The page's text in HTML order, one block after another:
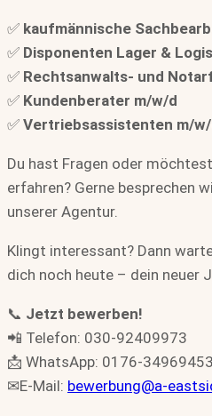
✅ kaufmännische
✅ Disponenten Lager &
✅ Rechtsanwalts- und
✅ Kundenberater m/w/d
✅ Vertriebsassistenten m/
Du hast Fragen oder
erfahren? Gerne besprechen
unserer Agentur.
Klingt interessant? Dann
dich noch heute – dein neuer
📞 Jetzt bewerben!
📲 Telefon: 030-92409973
📩 WhatsApp: 0176-34969453
✉E-Mail: bewerbung@a-